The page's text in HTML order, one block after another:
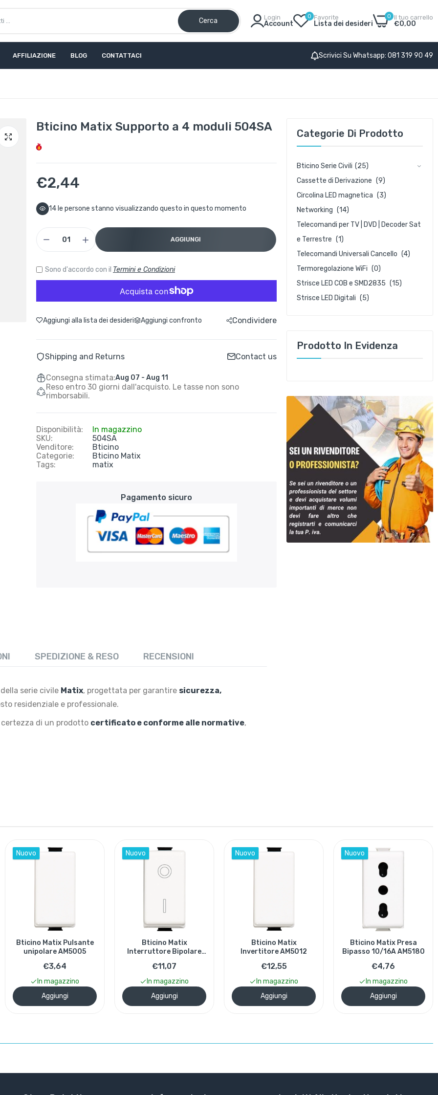
Cerca Login
Account
0 Favorite
Lista dei desideri
0 Il tuo carrello
€0,00
AFFILIAZIONE BLOG CONTATTACI Scrivici Su Whatsapp: 081 319 90 49
Categorie Di Prodotto
Bticino Serie Civili (25)
Cassette di Derivazione (9)
Circolina LED magnetica (3)
Networking (14)
Telecomandi per TV | DVD | Decoder Sat
e Terrestre (1)
Telecomandi Universali Cancello (4)
Termoregolazione WiFi (0)
Strisce LED COB e SMD2835 (15)
Strisce LED Digitali (5)
Prodotto In Evidenza
Bticino Matix Supporto a 4 moduli 504SA
€2,44
14 le persone stanno visualizzando questo in questo momento
AGGIUNGI
Sono d'accordo con il Termini e Condizioni
Aggiungi alla lista dei desideri Aggiungi confronto Condividere
Shipping and Returns Contact us
Consegna stimata:Aug 07 - Aug 11
Reso entro 30 giorni dall'acquisto. Le tasse non sono
rimborsabili.
Disponibilità:
In magazzino
SKU:
504SA
Venditore:
Bticino
Categorie:
Bticino Matix
Tags:
matix
Pagamento sicuro
SPEDIZIONE & RESO RECENSIONI
serie civile Matix, progettata per garantire sicurezza,
residenziale e professionale.
certezza di un prodotto certificato e conforme alle normative,
Nuovo
Bticino Matix
Interruttore Bipolare
€11,07
In magazzino
Aggiungi
Nuovo
Bticino Matix
Invertitore AM5012
€12,55
In magazzino
Aggiungi
Nuovo
Bticino Matix Presa
Bipasso 10/16A AM5180
€4,76
In magazzino
Aggiungi
Nuovo
Bticino Matix Presa Unel
e Bipasso 10/16A
€8,18
In magazzino
Aggiungi